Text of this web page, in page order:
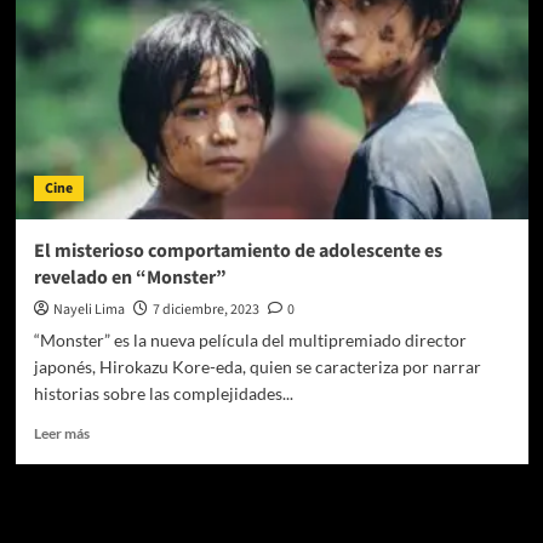
Cine
El misterioso comportamiento de adolescente es
revelado en “Monster”
Nayeli Lima 7 diciembre, 2023
0
“Monster” es la nueva película del multipremiado director
japonés, Hirokazu Kore-eda, quien se caracteriza por narrar
historias sobre las complejidades...
Leer másLeer